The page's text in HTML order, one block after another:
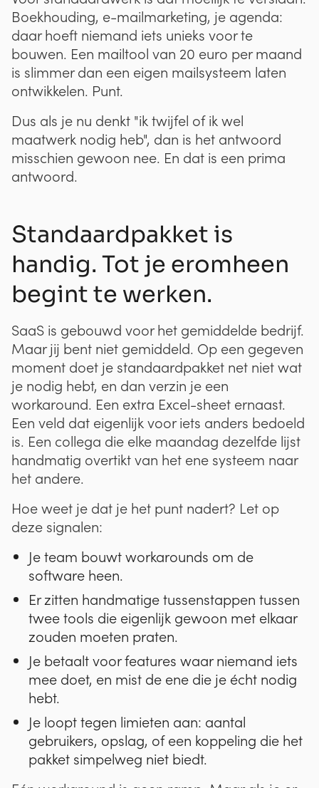
Boekhouding, e-mailmarketing, je agenda:
daar hoeft niemand iets unieks voor te
bouwen. Een mailtool van 20 euro per maand
is slimmer dan een eigen mailsysteem laten
ontwikkelen. Punt.
Dus als je nu denkt "ik twijfel of ik wel
maatwerk nodig heb", dan is het antwoord
misschien gewoon nee. En dat is een prima
antwoord.
Standaardpakket is
handig. Tot je eromheen
begint te werken.
SaaS is gebouwd voor het gemiddelde bedrijf.
Maar jij bent niet gemiddeld. Op een gegeven
moment doet je standaardpakket net niet wat
je nodig hebt, en dan verzin je een
workaround. Een extra Excel-sheet ernaast.
Een veld dat eigenlijk voor iets anders bedoeld
is. Een collega die elke maandag dezelfde lijst
handmatig overtikt van het ene systeem naar
het andere.
Hoe weet je dat je het punt nadert? Let op
deze signalen:
Je team bouwt workarounds om de
software heen.
Er zitten handmatige tussenstappen tussen
twee tools die eigenlijk gewoon met elkaar
zouden moeten praten.
Je betaalt voor features waar niemand iets
mee doet, en mist de ene die je écht nodig
hebt.
Je loopt tegen limieten aan: aantal
gebruikers, opslag, of een koppeling die het
pakket simpelweg niet biedt.